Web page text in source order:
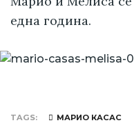
една година.
TAGS МАРИО КАСАС